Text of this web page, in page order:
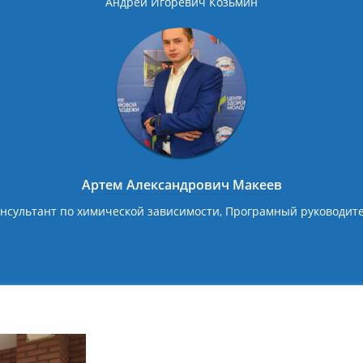
Артем Александрович Макеев
по химической зависимости, Програмный